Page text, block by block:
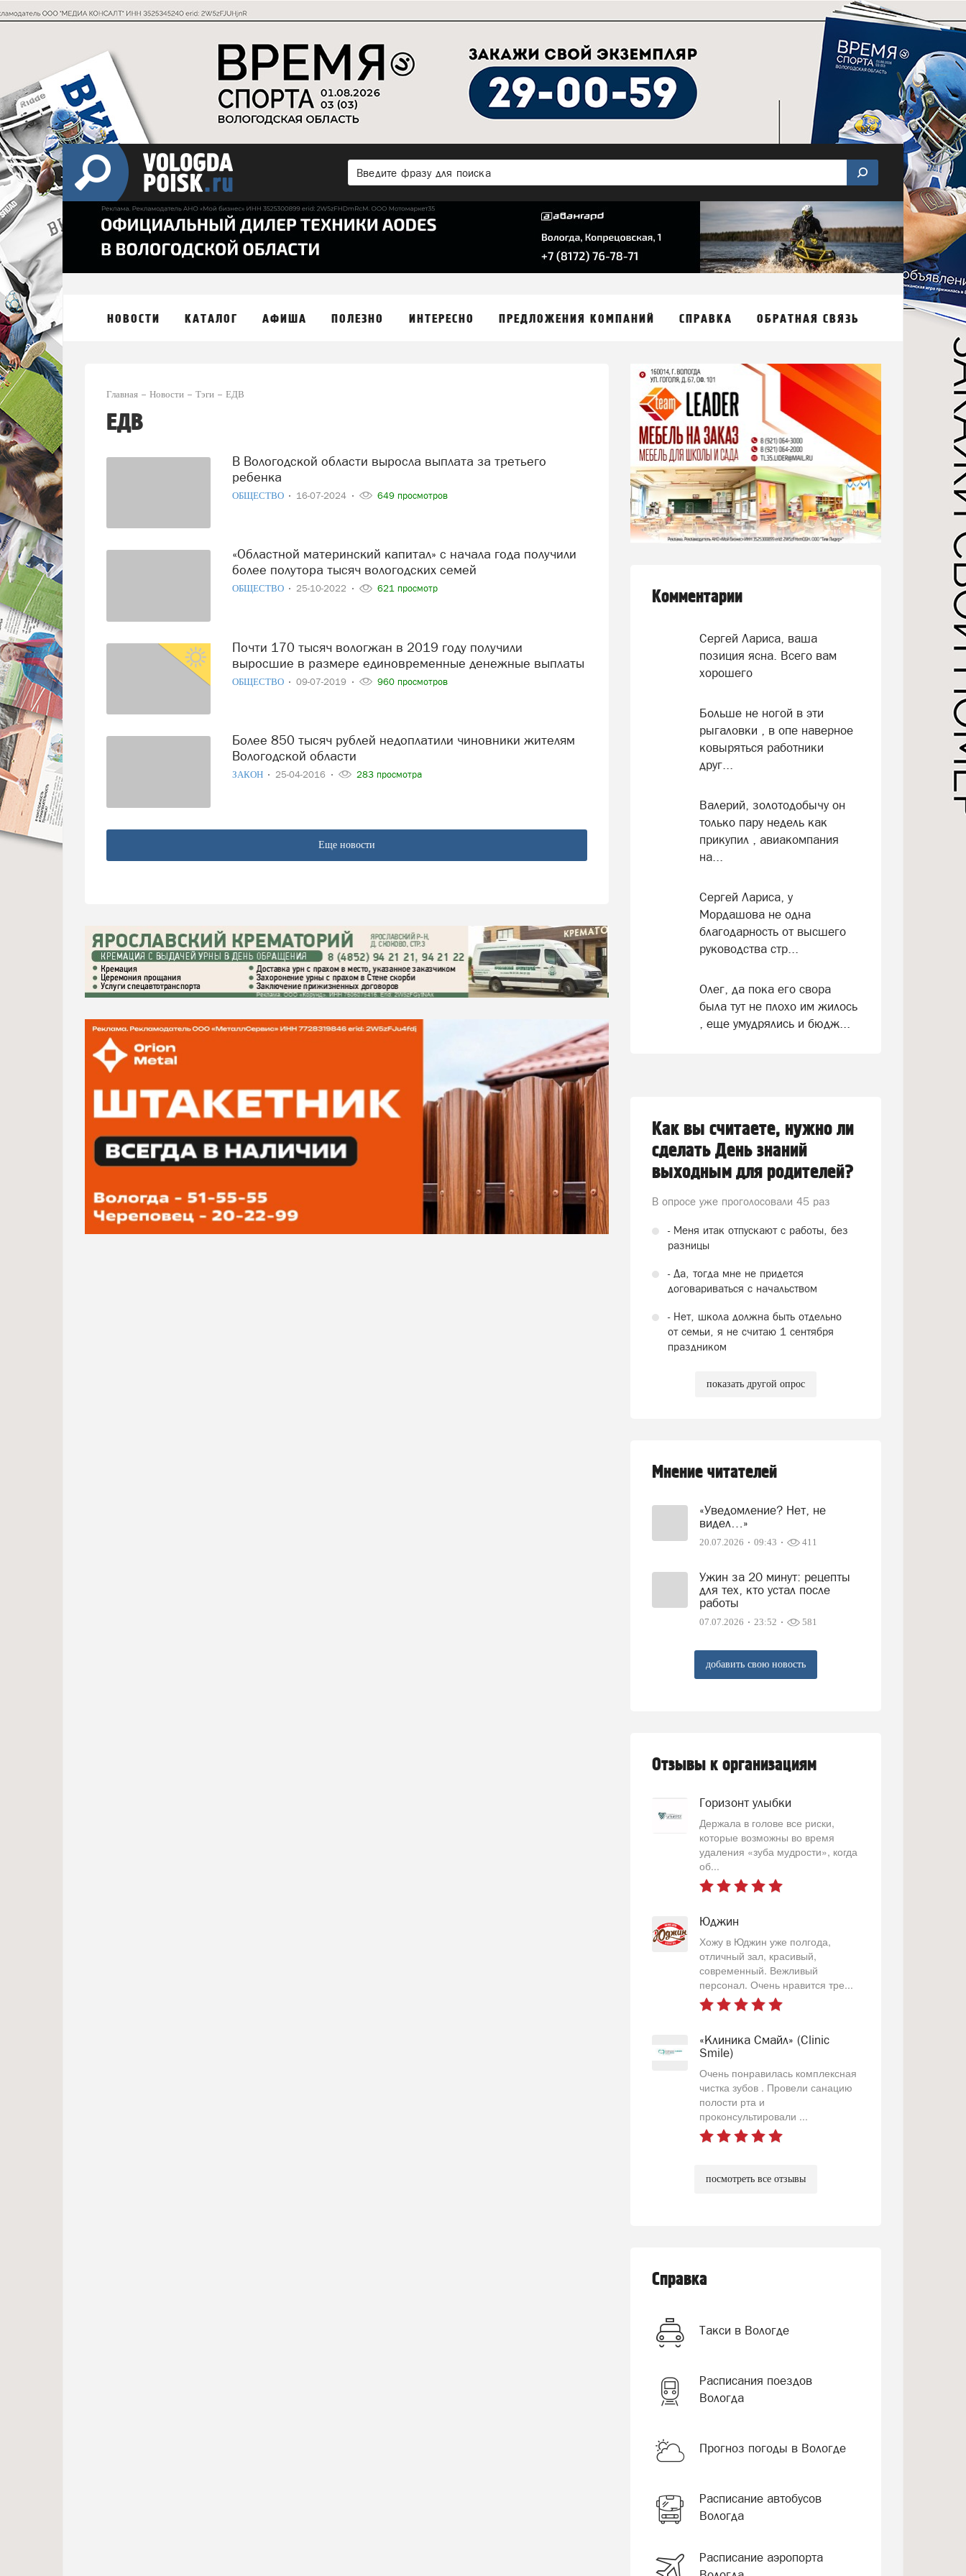
НОВОСТИ КАТАЛОГ АФИША ПОЛЕЗНО ИНТЕРЕСНО ПРЕДЛОЖЕНИЯ КОМПАНИЙ СПРАВКА ОБРАТНАЯ СВЯЗЬ
Главная Новости Тэги ЕДВ
ЕДВ
В Вологодской области выросла выплата за третьего
ребенка
ОБЩЕСТВО 16-07-2024 649 просмотров
«Областной материнский капитал» с начала года получили
более полутора тысяч вологодских семей
ОБЩЕСТВО 25-10-2022 621 просмотр
Почти 170 тысяч вологжан в 2019 году получили
выросшие в размере единовременные денежные выплаты
ОБЩЕСТВО 09-07-2019 960 просмотров
Более 850 тысяч рублей недоплатили чиновники жителям
Вологодской области
ЗАКОН 25-04-2016 283 просмотра
Еще новости
Комментарии
Сергей Лариса, ваша
позиция ясна. Всего вам
хорошего
Больше не ногой в эти
рыгаловки , в опе наверное
ковыряться работники
друг...
Валерий, золотодобычу он
только пару недель как
прикупил , авиакомпания
на...
Сергей Лариса, у
Мордашова не одна
благодарность от высшего
руководства стр...
Олег, да пока его свора
была тут не плохо им жилось
, еще умудрялись и бюдж...
Как вы считаете, нужно ли
сделать День знаний
выходным для родителей?
В опросе уже проголосовали 45 раз
- Меня итак отпускают с работы, без
разницы
- Да, тогда мне не придется
договариваться с начальством
- Нет, школа должна быть отдельно
от семьи, я не считаю 1 сентября
праздником
показать другой опрос
Мнение читателей
«Уведомление? Нет, не
видел…»
20.07.2026 09:43 411
Ужин за 20 минут: рецепты
для тех, кто устал после
работы
07.07.2026 23:52 581
добавить свою новость
Отзывы к организациям
Горизонт улыбки
Держала в голове все риски,
которые возможны во время
удаления «зуба мудрости», когда
об...
Юджин
Хожу в Юджин уже полгода,
отличный зал, красивый,
современный. Вежливый
персонал. Очень нравится тре...
«Клиника Смайл» (Clinic
Smile)
Очень понравилась комплексная
чистка зубов . Провели санацию
полости рта и
проконсультировали ...
посмотреть все отзывы
Справка
Такси в Вологде
Расписания поездов
Вологда
Прогноз погоды в Вологде
Расписание автобусов
Вологда
Расписание аэропорта